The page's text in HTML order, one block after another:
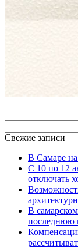
Свежие записи
В Самаре на
С 10 по 12
отключать
В
последнюю